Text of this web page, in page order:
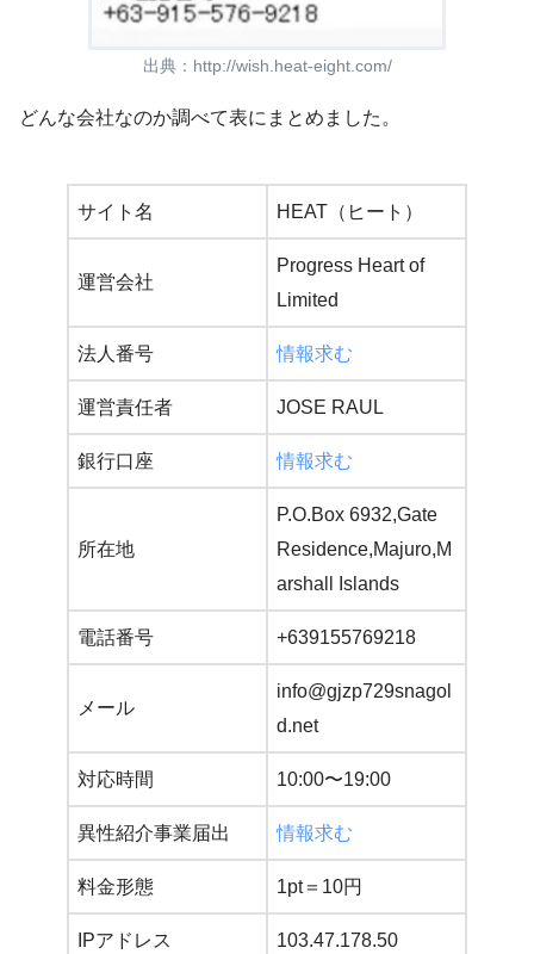
出典： http://wish.heat-eight.com/
どんな会社なのか調べて表にまとめました。
サイト名 HEAT（ヒート）
運営会社
Progress Heart of
Limited
法人番号 情報求む
運営責任者 JOSE RAUL
銀行口座 情報求む
所在地
P.O.Box 6932,Gate
Residence,Majuro,M
arshall Islands
電話番号 +639155769218
メール
info@gjzp729snagol
d.net
対応時間 10:00〜19:00
異性紹介事業届出 情報求む
料金形態 1pt＝10円
IPアドレス 103.47.178.50